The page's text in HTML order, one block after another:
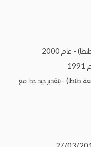
- عام 2000
طنطا) - بتقدير جيد جدا مع